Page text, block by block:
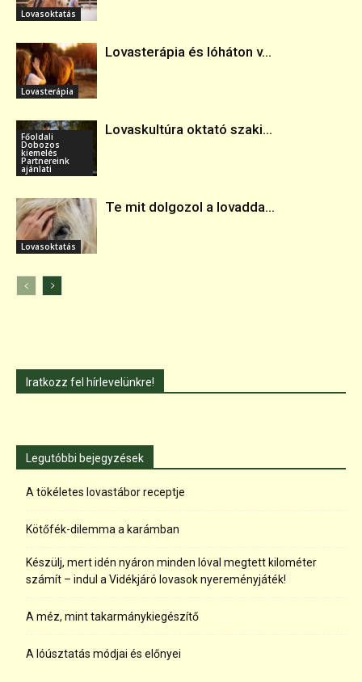
Lovasoktatás
Lovasterápia
Lovasterápia és lóháton v...
Főoldali
Dobozos
kiemelés
Partnereink
ajánlati
Lovaskultúra oktató szaki...
Lovasoktatás
Te mit dolgozol a lovadda...
Iratkozz fel hírlevelünkre!
Legutóbbi bejegyzések
A tökéletes lovastábor receptje
Kötőfék-dilemma a karámban
Készülj, mert idén nyáron minden lóval megtett kilométer
számít – indul a Vidékjáró lovasok nyereményjáték!
A méz, mint takarmánykiegészítő
A lóúsztatás módjai és előnyei